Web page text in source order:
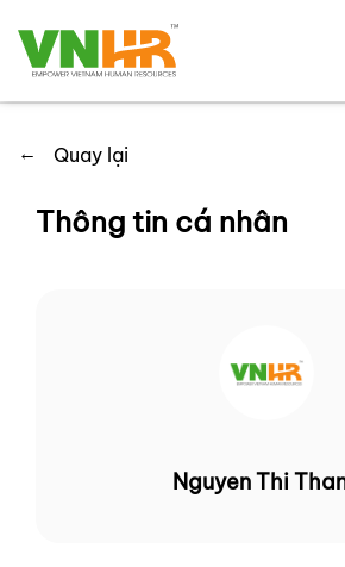
← Quay lại
Thông tin cá nhân
Nguyen Thi